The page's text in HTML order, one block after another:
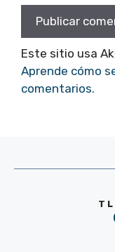
Este sitio usa
Aprende cómo
comentarios.